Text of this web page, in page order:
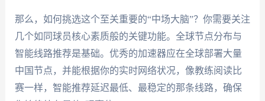
那么，如何挑选这个至关重要的“中场大脑”？你需要关注
几个如同球员核心素质般的关键功能。全球节点分布与
智能线路推荐是基础。优秀的加速器应在全球部署大量
中国节点，并能根据你的实时网络状况，像教练阅读比
赛一样，智能推荐延迟最低、最稳定的那条线路，确保